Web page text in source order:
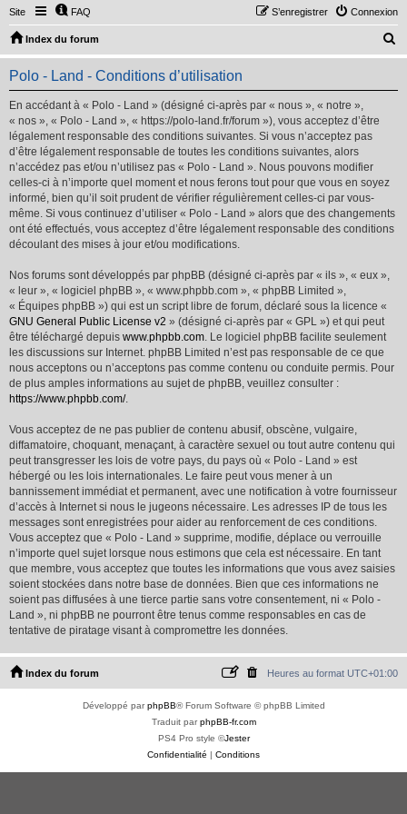
Site FAQ Connexion
S’enregistrer
Index du forum
e
Polo - Land - Conditions d’utilisation
En accédant à « Polo - Land » (désigné ci-après par « nous », « notre »,
« nos », « Polo - Land », « https://polo-land.fr/forum »), vous acceptez d’être
légalement responsable des conditions suivantes. Si vous n’acceptez pas
d’être légalement responsable de toutes les conditions suivantes, alors
n’accédez pas et/ou n’utilisez pas « Polo - Land ». Nous pouvons modifier
celles-ci à n’importe quel moment et nous ferons tout pour que vous en soyez
informé, bien qu’il soit prudent de vérifier régulièrement celles-ci par vous-
même. Si vous continuez d’utiliser « Polo - Land » alors que des changements
ont été effectués, vous acceptez d’être légalement responsable des conditions
découlant des mises à jour et/ou modifications.
Nos forums sont développés par phpBB (désigné ci-après par « ils », « eux »,
« leur », « logiciel phpBB », « www.phpbb.com », « phpBB Limited »,
« Équipes phpBB ») qui est un script libre de forum, déclaré sous la licence «
GNU General Public License v2 » (désigné ci-après par « GPL ») et qui peut
être téléchargé depuis www.phpbb.com. Le logiciel phpBB facilite seulement
les discussions sur Internet. phpBB Limited n’est pas responsable de ce que
nous acceptons ou n’acceptons pas comme contenu ou conduite permis. Pour
de plus amples informations au sujet de phpBB, veuillez consulter :
https://www.phpbb.com/.
Vous acceptez de ne pas publier de contenu abusif, obscène, vulgaire,
diffamatoire, choquant, menaçant, à caractère sexuel ou tout autre contenu qui
peut transgresser les lois de votre pays, du pays où « Polo - Land » est
hébergé ou les lois internationales. Le faire peut vous mener à un
bannissement immédiat et permanent, avec une notification à votre fournisseur
d’accès à Internet si nous le jugeons nécessaire. Les adresses IP de tous les
messages sont enregistrées pour aider au renforcement de ces conditions.
Vous acceptez que « Polo - Land » supprime, modifie, déplace ou verrouille
n’importe quel sujet lorsque nous estimons que cela est nécessaire. En tant
que membre, vous acceptez que toutes les informations que vous avez saisies
soient stockées dans notre base de données. Bien que ces informations ne
soient pas diffusées à une tierce partie sans votre consentement, ni « Polo -
Land », ni phpBB ne pourront être tenus comme responsables en cas de
tentative de piratage visant à compromettre les données.
Index du forum Heures au format UTC+01:00
Développé parphpBB® Forum Software © phpBB Limited
Traduit parphpBB-fr.com
PS4 Pro style ©Jester
Confidentialité | Conditions